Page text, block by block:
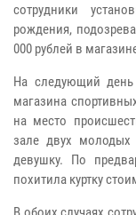
сотрудники
рождения,
000 рублей в
На следующий
магазина
на место
зале двух
девушку. По
похитила куртку